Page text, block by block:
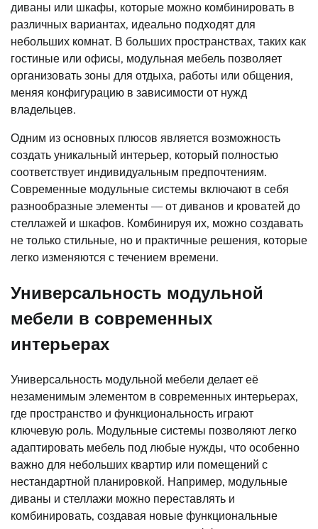
диваны или шкафы, которые можно комбинировать в
различных вариантах, идеально подходят для
небольших комнат. В больших пространствах, таких как
гостиные или офисы, модульная мебель позволяет
организовать зоны для отдыха, работы или общения,
меняя конфигурацию в зависимости от нужд
владельцев.
Одним из основных плюсов является возможность
создать уникальный интерьер, который полностью
соответствует индивидуальным предпочтениям.
Современные модульные системы включают в себя
разнообразные элементы — от диванов и кроватей до
стеллажей и шкафов. Комбинируя их, можно создавать
не только стильные, но и практичные решения, которые
легко изменяются с течением времени.
Универсальность модульной
мебели в современных
интерьерах
Универсальность модульной мебели делает её
незаменимым элементом в современных интерьерах,
где пространство и функциональность играют
ключевую роль. Модульные системы позволяют легко
адаптировать мебель под любые нужды, что особенно
важно для небольших квартир или помещений с
нестандартной планировкой. Например, модульные
диваны и стеллажи можно переставлять и
комбинировать, создавая новые функциональные